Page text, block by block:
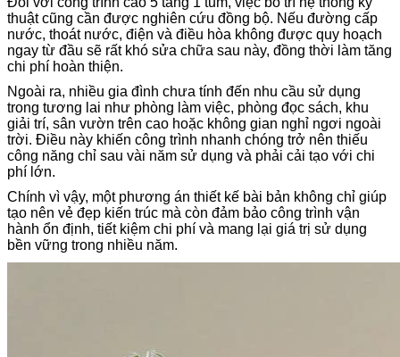
thuật cũng cần được nghiên cứu đồng bộ. Nếu đường cấp
nước, thoát nước, điện và điều hòa không được quy hoạch
ngay từ đầu sẽ rất khó sửa chữa sau này, đồng thời làm tăng
chi phí hoàn thiện.
Ngoài ra, nhiều gia đình chưa tính đến nhu cầu sử dụng
trong tương lai như phòng làm việc, phòng đọc sách, khu
giải trí, sân vườn trên cao hoặc không gian nghỉ ngơi ngoài
trời. Điều này khiến công trình nhanh chóng trở nên thiếu
công năng chỉ sau vài năm sử dụng và phải cải tạo với chi
phí lớn.
Chính vì vậy, một phương án thiết kế bài bản không chỉ giúp
tạo nên vẻ đẹp kiến trúc mà còn đảm bảo công trình vận
hành ổn định, tiết kiệm chi phí và mang lại giá trị sử dụng
bền vững trong nhiều năm.